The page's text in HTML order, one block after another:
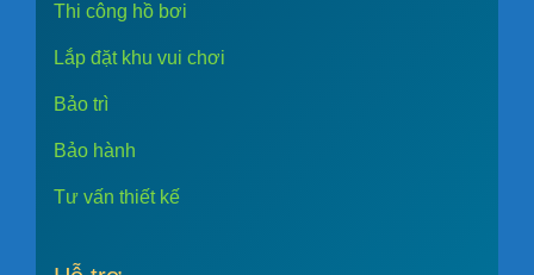
Thi công hồ bơi
Lắp đặt khu vui chơi
Bảo trì
Bảo hành
Tư vấn thiết kế